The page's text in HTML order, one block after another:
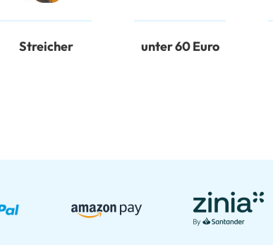
Streicher unter 60 Euro